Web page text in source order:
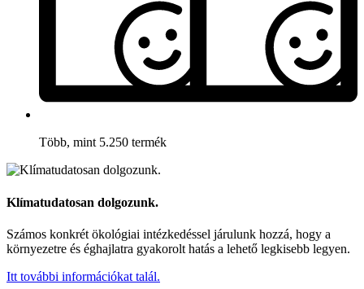
Több, mint 5.250 termék
Klímatudatosan dolgozunk.
Számos konkrét ökológiai intézkedéssel járulunk hozzá, hogy a
környezetre és éghajlatra gyakorolt hatás a lehető legkisebb legyen.
Itt további információkat talál.